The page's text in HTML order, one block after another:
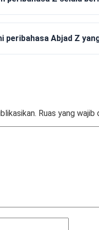
peribahasa Abjad Z
Ruas yang wajib